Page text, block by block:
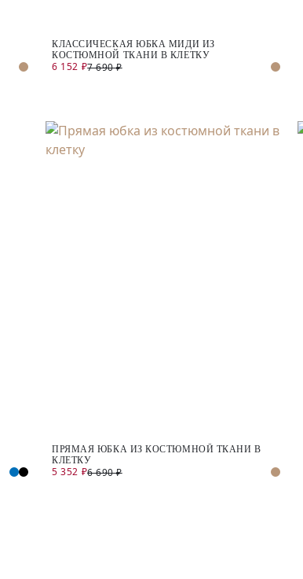
КЛАССИЧЕСКАЯ ЮБКА МИДИ ИЗ
КОСТЮМНОЙ ТКАНИ В КЛЕТКУ
6 152 ₽7 690 ₽
ПРЯМАЯ ЮБКА ИЗ КОСТЮМНОЙ ТКАНИ В
КЛЕТКУ
5 352 ₽6 690 ₽